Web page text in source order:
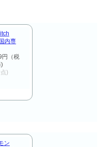
内専
円（税
)
)
ン